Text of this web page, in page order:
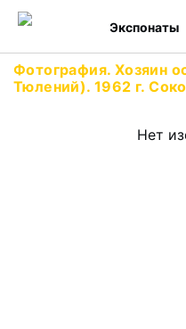
Экспонаты
Фотография. Хозяин
Тюлений). 1962 г.
Нет